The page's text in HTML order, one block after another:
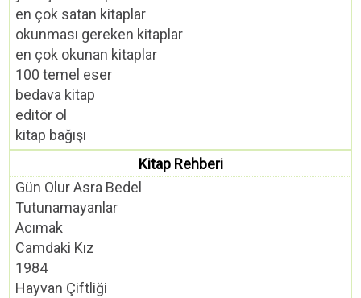
en çok satan kitaplar
okunması gereken kitaplar
en çok okunan kitaplar
100 temel eser
bedava kitap
editör ol
kitap bağışı
Kitap Rehberi
Gün Olur Asra Bedel
Tutunamayanlar
Acımak
Camdaki Kız
1984
Hayvan Çiftliği